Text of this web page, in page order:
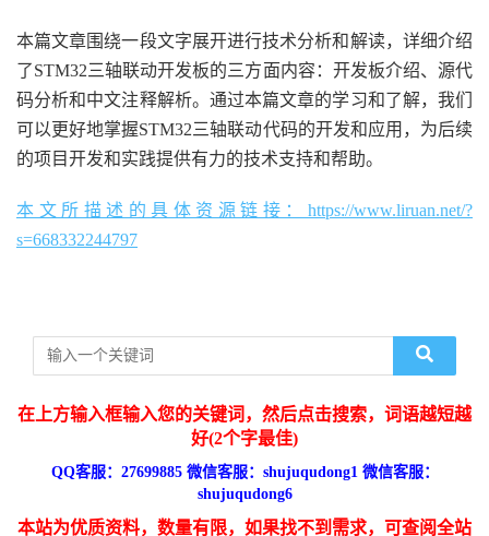
本篇文章围绕一段文字展开进行技术分析和解读，详细介绍
了STM32三轴联动开发板的三方面内容：开发板介绍、源代
码分析和中文注释解析。通过本篇文章的学习和了解，我们
可以更好地掌握STM32三轴联动代码的开发和应用，为后续
的项目开发和实践提供有力的技术支持和帮助。
本文所描述的具体资源链接：https://www.liruan.net/?
s=668332244797
在上方输入框输入您的关键词，然后点击搜索，词语越短越
好(2个字最佳)
QQ客服：27699885 微信客服：shujuqudong1 微信客服：
shujuqudong6
本站为优质资料，数量有限，如果找不到需求，可查阅全站